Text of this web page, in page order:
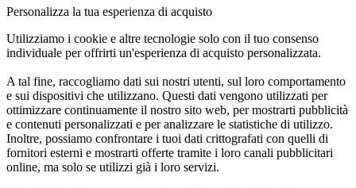
Personalizza la tua esperienza di acquisto
Utilizziamo i cookie e altre tecnologie solo con il tuo consenso
individuale per offrirti un'esperienza di acquisto personalizzata.
A tal fine, raccogliamo dati sui nostri utenti, sul loro comportamento
e sui dispositivi che utilizzano. Questi dati vengono utilizzati per
ottimizzare continuamente il nostro sito web, per mostrarti pubblicità
e contenuti personalizzati e per analizzare le statistiche di utilizzo.
Inoltre, possiamo confrontare i tuoi dati crittografati con quelli di
fornitori esterni e mostrarti offerte tramite i loro canali pubblicitari
online, ma solo se utilizzi già i loro servizi.